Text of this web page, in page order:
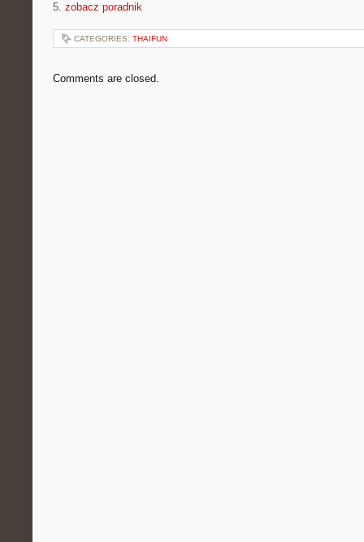
5. zobacz poradnik
CATEGORIES: THAIFUN
Comments are closed.